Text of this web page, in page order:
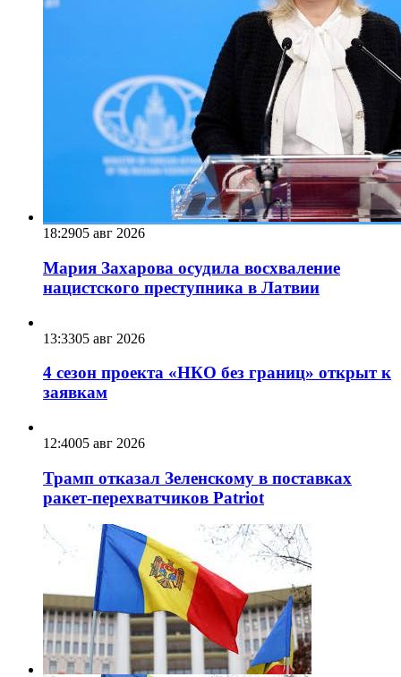
18:2905 авг 2026
Мария Захарова осудила восхваление
нацистского преступника в Латвии
13:3305 авг 2026
4 сезон проекта «НКО без границ» открыт к
заявкам
12:4005 авг 2026
Трамп отказал Зеленскому в поставках
ракет-перехватчиков Patriot